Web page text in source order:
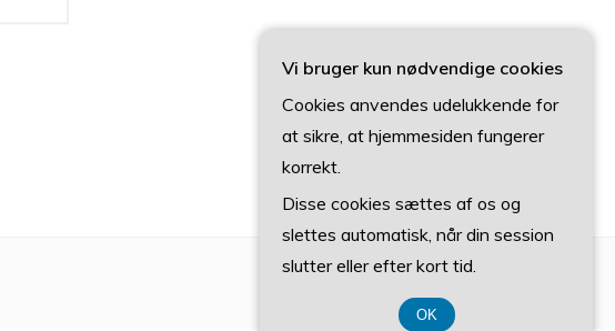
Vi bruger kun nødvendige cookies
Cookies anvendes udelukkende for
at sikre, at hjemmesiden fungerer
korrekt.
Disse cookies sættes af os og
slettes automatisk, når din session
slutter eller efter kort tid.
OK